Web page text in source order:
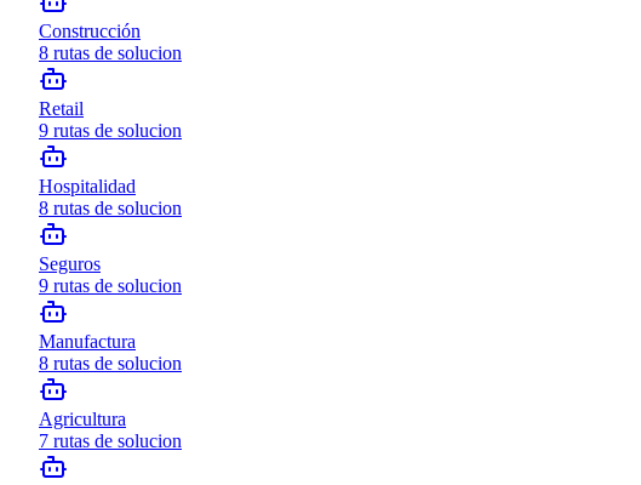
Construcción
8 rutas de solucion
Retail
9 rutas de solucion
Hospitalidad
8 rutas de solucion
Seguros
9 rutas de solucion
Manufactura
8 rutas de solucion
Agricultura
7 rutas de solucion